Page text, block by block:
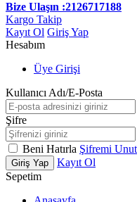
Bize Ulaşın :2126717188
Kargo Takip
Kayıt Ol Giriş Yap
Hesabım
Üye Girişi
Kullanıcı Adı/E-Posta
Şifre
Beni Hatırla Şifremi
Giriş Yap
Kayıt Ol
Sepetim